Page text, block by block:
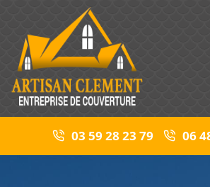
03 59 28 23 79 06